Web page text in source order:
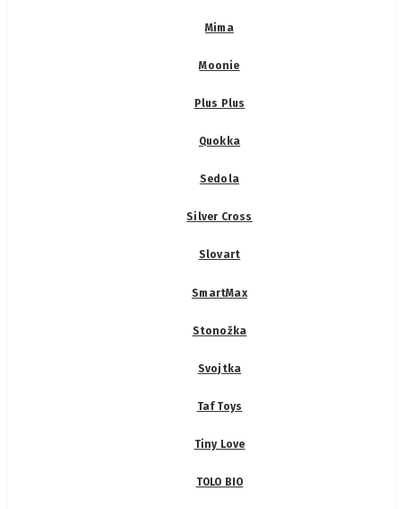
Mima
Moonie
Plus Plus
Quokka
Sedola
Silver Cross
Slovart
SmartMax
Stonožka
Svojtka
Taf Toys
Tiny Love
TOLO BIO